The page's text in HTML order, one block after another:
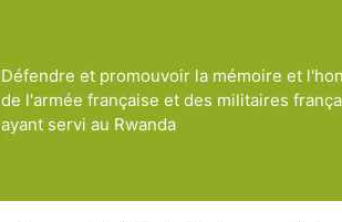
Défendre et promouvoir la mémoire et
de l'armée française et des militaires
ayant servi au Rwanda